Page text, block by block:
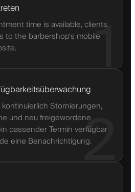
1
time is available, clients
to the barbershop’s mobile
2
Stornierungen,
und neu freigewordene
passender Termin verfügbar
eine Benachrichtigung.